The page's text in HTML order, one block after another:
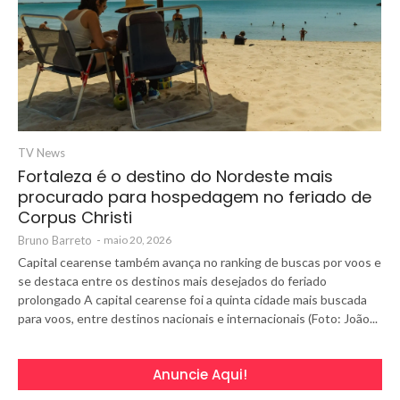
TV News
Fortaleza é o destino do Nordeste mais
procurado para hospedagem no feriado de
Corpus Christi
Bruno Barreto - maio 20, 2026
Capital cearense também avança no ranking de buscas por voos e
se destaca entre os destinos mais desejados do feriado
prolongado A capital cearense foi a quinta cidade mais buscada
para voos, entre destinos nacionais e internacionais (Foto: João...
Anuncie Aqui!